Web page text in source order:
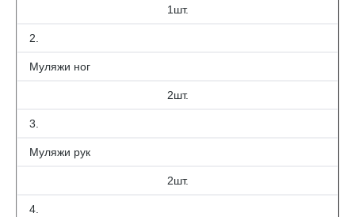
1шт.
2.
Муляжи ног
2шт.
3.
Муляжи рук
2шт.
4.